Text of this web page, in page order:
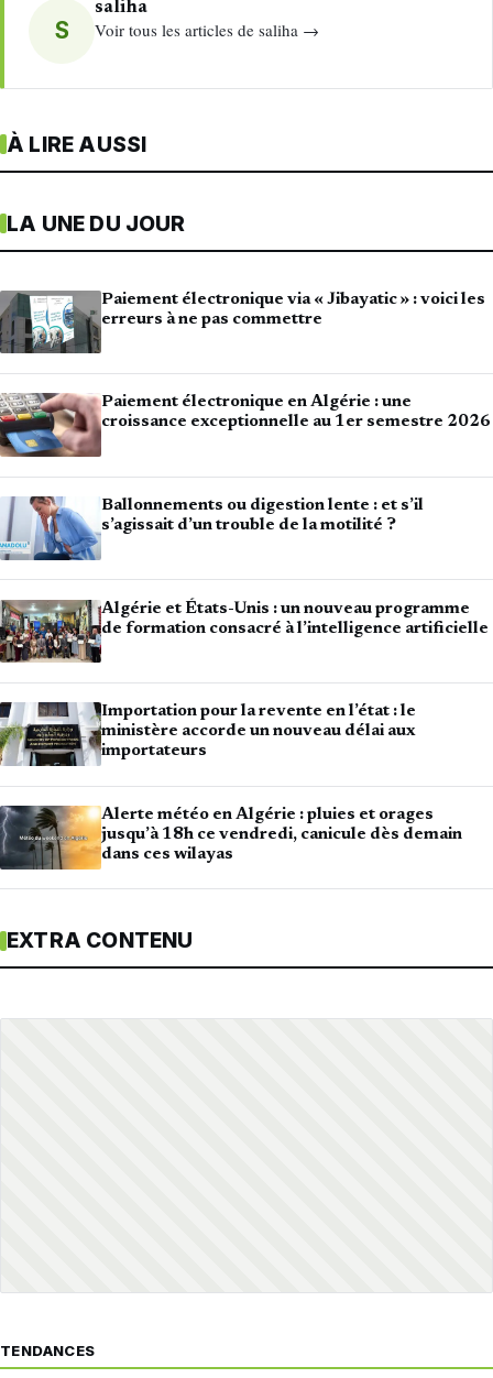
S
saliha
Voir tous les articles de saliha →
À LIRE AUSSI
LA UNE DU JOUR
Paiement électronique via « Jibayatic » : voici les
erreurs à ne pas commettre
Paiement électronique en Algérie : une
croissance exceptionnelle au 1er semestre 2026
Ballonnements ou digestion lente : et s’il
s’agissait d’un trouble de la motilité ?
Algérie et États-Unis : un nouveau programme
de formation consacré à l’intelligence artificielle
Importation pour la revente en l’état : le
ministère accorde un nouveau délai aux
importateurs
Alerte météo en Algérie : pluies et orages
jusqu’à 18h ce vendredi, canicule dès demain
dans ces wilayas
EXTRA CONTENU
TENDANCES